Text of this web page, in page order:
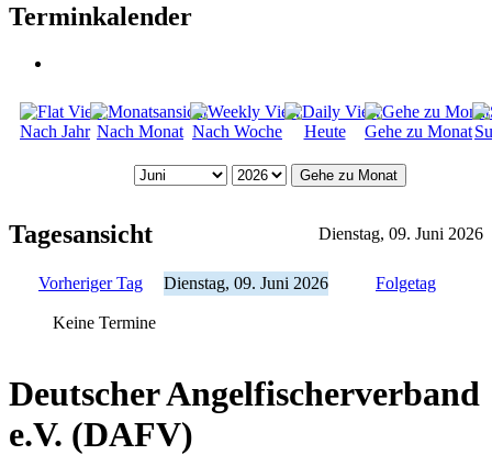
Terminkalender
Nach Jahr Nach Monat Nach Woche Heute Gehe zu Monat
Gehe zu Monat
Tagesansicht Dienstag, 09. Juni 2026
Vorheriger Tag Dienstag, 09. Juni 2026 Folgetag
Keine Termine
Deutscher Angelfischerverband
e.V. (DAFV)